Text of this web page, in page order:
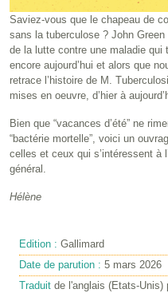
Saviez-vous que le chapeau de
sans la tuberculose ? John
de la lutte contre une maladie qui
encore aujourd’hui et alors que
retrace l’histoire de M.
mises en oeuvre, d’hier à
Bien que “vacances d’été” ne
“bactérie mortelle”, voici un
celles et ceux qui s’intéressent à
général.
Hélène
Edition : Gallimard
Date de parution : 5 mars 2026
Traduit de l'anglais (Etats-Unis)